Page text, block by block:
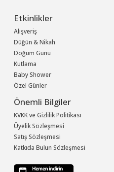
Etkinlikler
Alışveriş
Düğün & Nikah
Doğum Günü
Kutlama
Baby Shower
Özel Günler
Önemli Bilgiler
KVKK ve Gizlilik Politikası
Üyelik Sözleşmesi
Satış Sözleşmesi
Katkıda Bulun Sözleşmesi